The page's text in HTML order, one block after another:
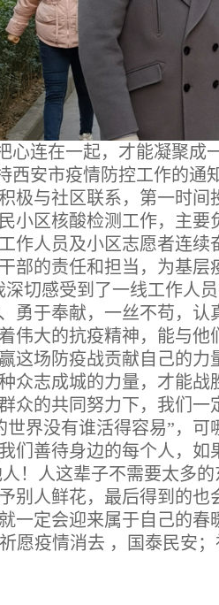
心连在一起，才能凝聚成
西安市疫情防控工作的通
极与社区联系，第一时间
小区核酸检测工作，主
作人员及小区志愿者连
部的责任和担当，为基
深切感受到了一线工作人
勇于奉献，一丝不苟，
伟大的抗疫精神，能与
这场防疫战贡献自己的
众志成城的力量，才能
众的共同努力下，我们一
世界没有谁活得容易”，
们善待身边的每个人，
！人这辈子不需要太多
别人鲜花，最后得到的
一定会迎来属于自己的春
愿疫情消去 ，国泰民安